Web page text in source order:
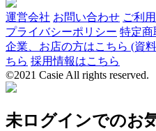
運営会社 お問い合わせ ご利
プライバシーポリシー 特定商
企業、お店の方はこちら (資
ちら 採用情報はこちら
©2021 Casie All rights reserved.
未ログインでのお